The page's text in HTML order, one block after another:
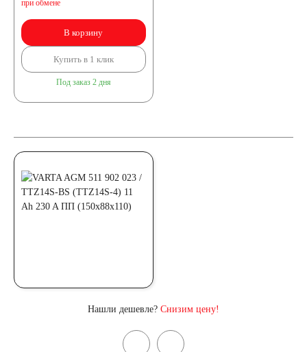
при обмене
В корзину
Купить в 1 клик
Под заказ 2 дня
Нашли дешевле? Снизим цену!